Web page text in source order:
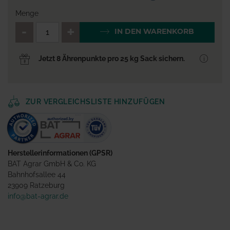
Menge
QTY_CONTROL_DECREASE
IN DEN WARENKORB
Jetzt 8 Ährenpunkte pro 25 kg Sack sichern.
ZUR VERGLEICHSLISTE HINZUFÜGEN
Herstellerinformationen (GPSR)
BAT Agrar GmbH & Co. KG
Bahnhofsallee 44
23909 Ratzeburg
info@bat-agrar.de